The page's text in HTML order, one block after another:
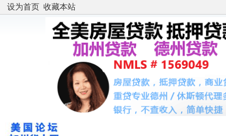
设为首页 收藏本站